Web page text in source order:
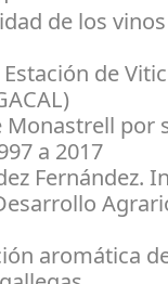
de los
de
Monastrell por
a 2017
Fernández.
aromática